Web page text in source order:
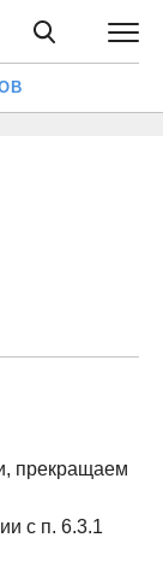
прекращаем
с п. 6.3.1